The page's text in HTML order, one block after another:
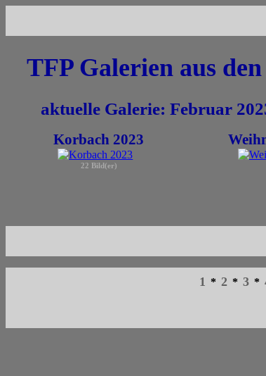
TFP Galerien aus
aktuelle Galerie: Februar
Korbach 2023
22 Bild(er)
1 * 2 * 3 *